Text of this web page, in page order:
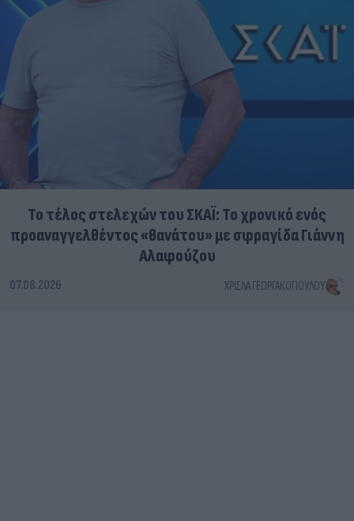
Το τέλος στελεχών του ΣΚΑΪ: Το χρονικό ενός
προαναγγελθέντος «θανάτου» με σφραγίδα Γιάννη
Αλαφούζου
07.08.2026 ΧΡΊΣΛΑ ΓΕΩΡΓΑΚΟΠΟΎΛΟΥ